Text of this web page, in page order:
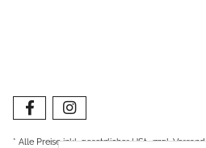
* Alle Preise inkl. gesetzlicher USt., zzgl.Versand